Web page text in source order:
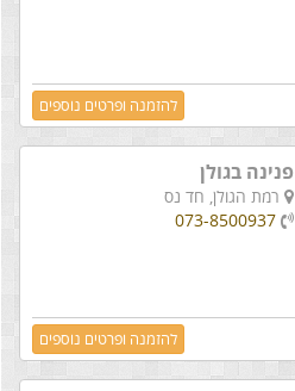
להזמנה ופרטים נוספים
פנינה בגולן
רמת הגולן, חד נס
073-8500937
להזמנה ופרטים נוספים